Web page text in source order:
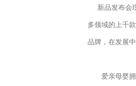
新品发布会
多领域的上千
品牌，在发展
爱亲母婴拥